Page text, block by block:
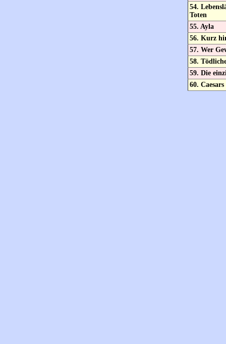
54.
Toten
55. Ayla
56. Kurz
57. Wer
58.
59. Die
60. Caesars